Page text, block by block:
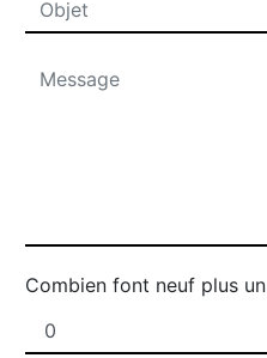
Combien font neuf plus un